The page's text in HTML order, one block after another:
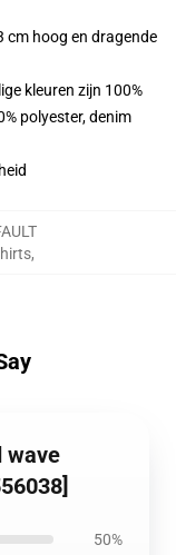
cm hoog en dragende
kleuren zijn 100%
polyester, denim
,
wave
50%